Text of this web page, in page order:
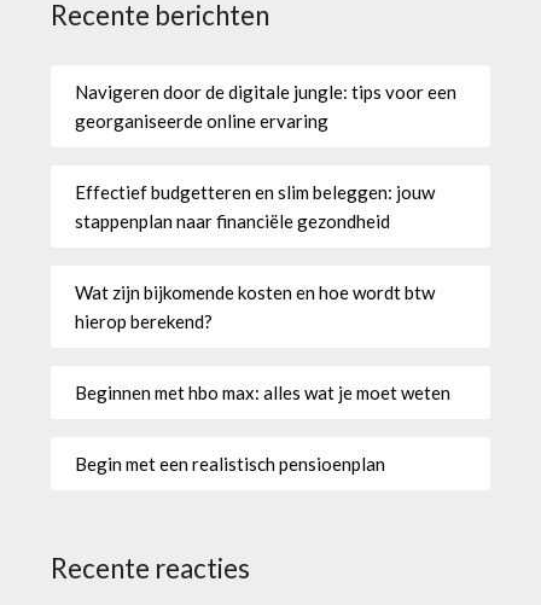
Recente berichten
Navigeren door de digitale jungle: tips voor een
georganiseerde online ervaring
Effectief budgetteren en slim beleggen: jouw
stappenplan naar financiële gezondheid
Wat zijn bijkomende kosten en hoe wordt btw
hierop berekend?
Beginnen met hbo max: alles wat je moet weten
Begin met een realistisch pensioenplan
Recente reacties